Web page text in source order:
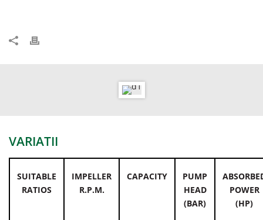
VARIATII
SUITABLE
RATIOS
IMPELLER
R.P.M.
CAPACITY
PUMP
HEAD
(BAR)
POWER
(HP)